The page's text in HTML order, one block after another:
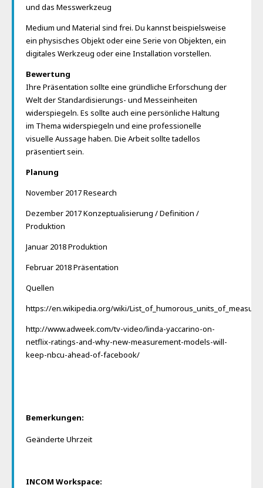
und das Messwerkzeug
Medium und Material sind frei. Du kannst beispielsweise
ein physisches Objekt oder eine Serie von Objekten, ein
digitales Werkzeug oder eine Installation vorstellen.
Bewertung
Ihre Präsentation sollte eine gründliche Erforschung der
Welt der Standardisierungs- und Messeinheiten
widerspiegeln. Es sollte auch eine persönliche Haltung
im Thema widerspiegeln und eine professionelle
visuelle Aussage haben. Die Arbeit sollte tadellos
präsentiert sein.
Planung
November 2017 Research
Dezember 2017 Konzeptualisierung / Definition /
Produktion
Januar 2018 Produktion
Februar 2018 Präsentation
Quellen
https://en.wikipedia.org/wiki/
http://www.adweek.com/tv-video/linda-yaccarino-on-
netflix-ratings-and-why-new-measurement-models-will-
keep-nbcu-ahead-of-facebook/
Bemerkungen:
Geänderte Uhrzeit
INCOM Workspace: